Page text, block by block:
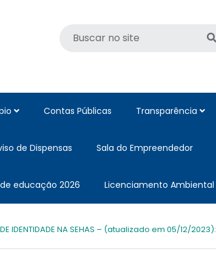
Contas Públicas Transparência
de Dispensas Sala do Empreendedor
educação 2026 Licenciamento Ambiental
DE IDENTIDADE NA SEHAS – (atualizado em 05/12/2023):